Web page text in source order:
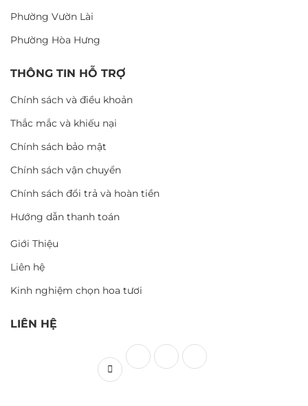
Phường Vườn Lài
Phường Hòa Hưng
THÔNG TIN HỖ TRỢ
Chính sách và điều khoản
Thắc mắc và khiếu nại
Chính sách bảo mật
Chính sách vận chuyển
Chính sách đổi trả và hoàn tiền
Hướng dẫn thanh toán
Giới Thiệu
Liên hệ
Kinh nghiệm chọn hoa tươi
LIÊN HỆ